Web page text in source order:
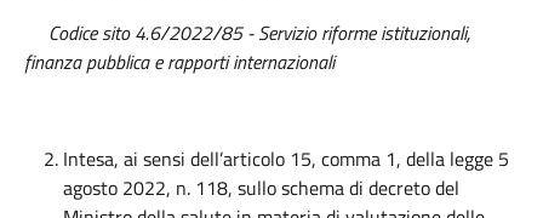
Codice sito 4.6/2022/85- Servizio riforme istituzionali,
finanza pubblica e rapporti internazionali
Intesa, ai sensi dell’articolo 15, comma 1, della legge 5
agosto 2022, n. 118, sullo schema di decreto del